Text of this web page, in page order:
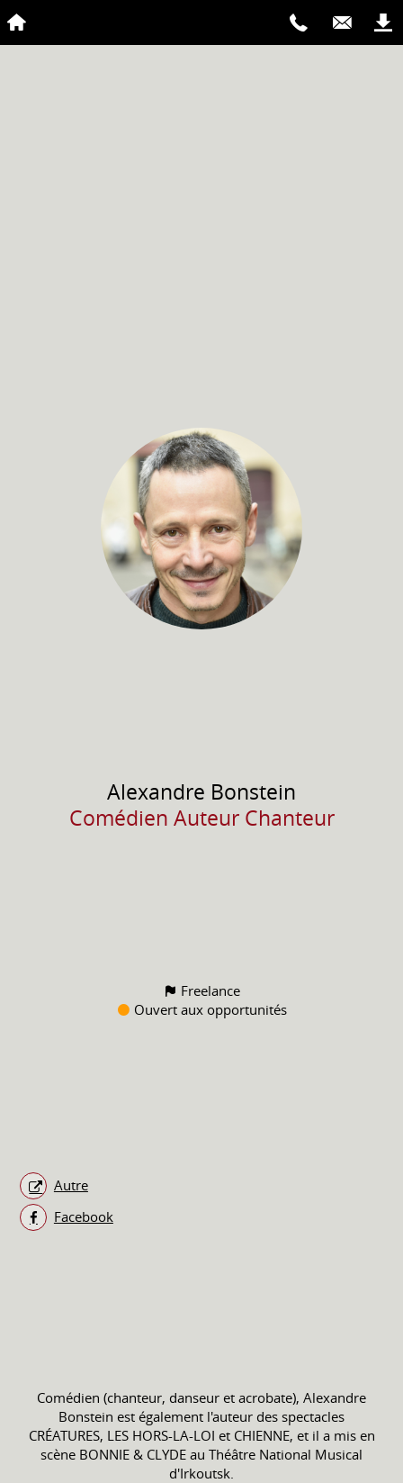
Alexandre Bonstein
Comédien Auteur Chanteur
Freelance
Ouvert aux opportunités
Autre
Facebook
Comédien (chanteur, danseur et acrobate), Alexandre
Bonstein est également l'auteur des spectacles
CRÉATURES, LES HORS-LA-LOI et CHIENNE, et il a mis en
scène BONNIE & CLYDE au Théâtre National Musical
d'Irkoutsk.